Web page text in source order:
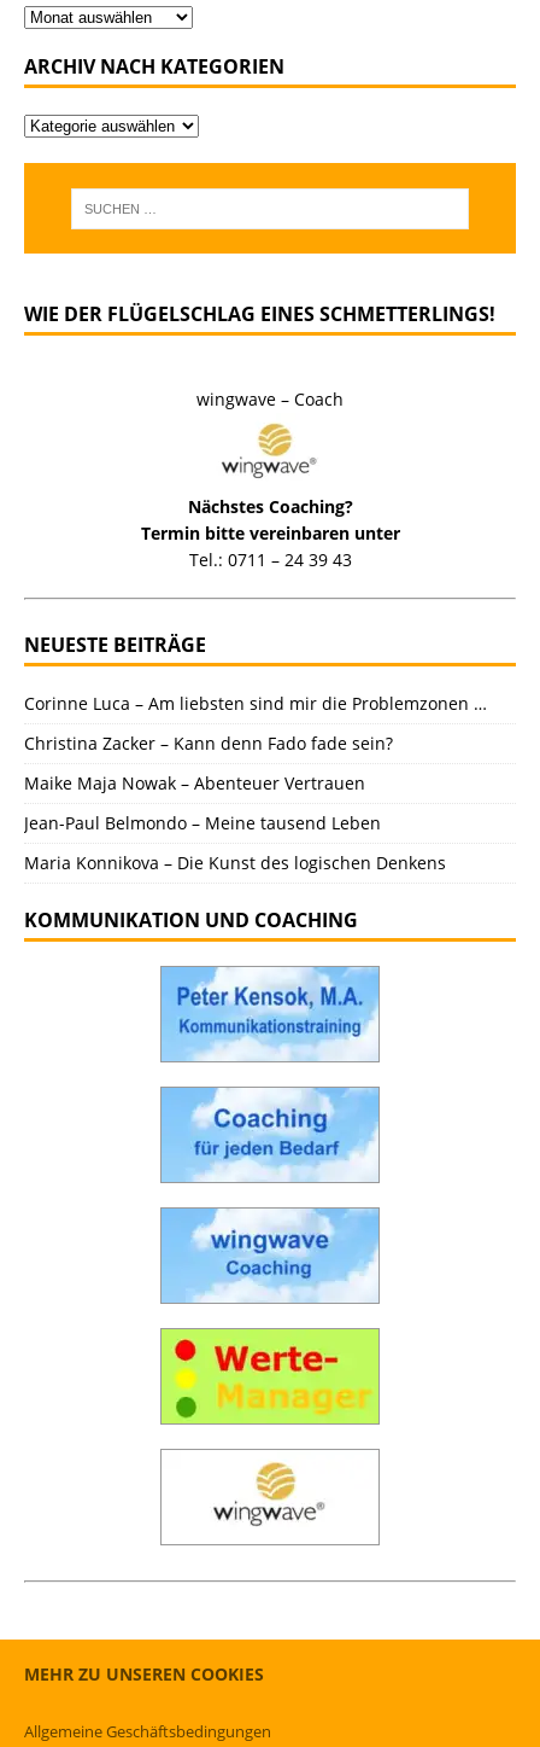
ARCHIV NACH KATEGORIEN
WIE DER FLÜGELSCHLAG EINES SCHMETTERLINGS!
wingwave – Coach
Nächstes Coaching?
Termin bitte vereinbaren unter
Tel.: 0711 – 24 39 43
NEUESTE BEITRÄGE
Corinne Luca – Am liebsten sind mir die Problemzonen …
Christina Zacker – Kann denn Fado fade sein?
Maike Maja Nowak – Abenteuer Vertrauen
Jean-Paul Belmondo – Meine tausend Leben
Maria Konnikova – Die Kunst des logischen Denkens
KOMMUNIKATION UND COACHING
MEHR ZU UNSEREN COOKIES
Allgemeine Geschäftsbedingungen